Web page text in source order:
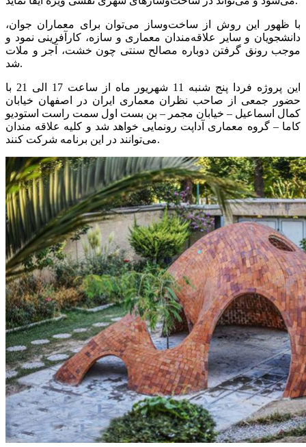
با ظهور این روش از ساخت‌وساز می‌توان برای معماران جوان،
دانشجویان و سایر علاقه‌مندان معماری و سازه، کارآفرینی نمود و
موجب رونق گرفتن دوباره مصالح سنتی چون خشت، آجر و ملات
شد.
این پروژه فردا پنج شنبه 11 شهریور ماه از ساعت 17 الی 21 با
حضور جمعی از صاحب نظران معماری ایران در اصفهان خیابان
کمال اسماعیل – خیابان مجمر – بن بست اول سمت راست استودیو
کاما – گروه معماری آداپت رونمایی خواهد شد و کلیه علاقه مندان
می‌توانند در این برنامه شرکت کنند.